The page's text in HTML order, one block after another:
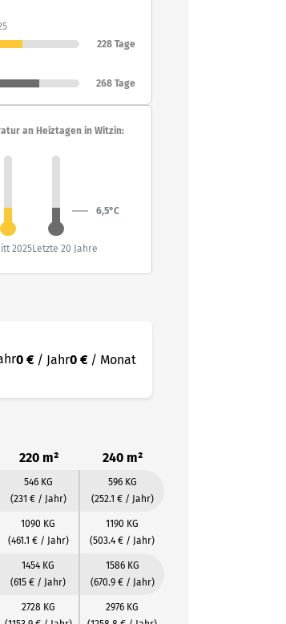
228 Tage
268 Tage
an Heiztagen in Witzin:
6,5°C
2025Letzte 20 Jahre
0 € / Jahr0 € / Monat
220 m² 240 m²
546 KG
(231 € / Jahr)
596 KG
(252.1 € / Jahr)
1090 KG
(461.1 € / Jahr)
1190 KG
(503.4 € / Jahr)
1454 KG
(615 € / Jahr)
1586 KG
(670.9 € / Jahr)
2728 KG
2976 KG